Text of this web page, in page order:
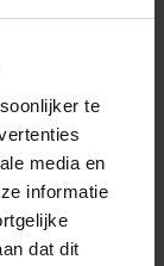
te
media en
informatie
dat dit
zit je
is. Wij zijn